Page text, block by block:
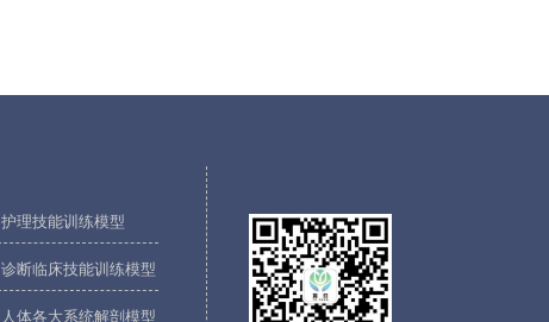
护理技能训练模型
诊断临床技能训练模型
人体各大系统解剖模型